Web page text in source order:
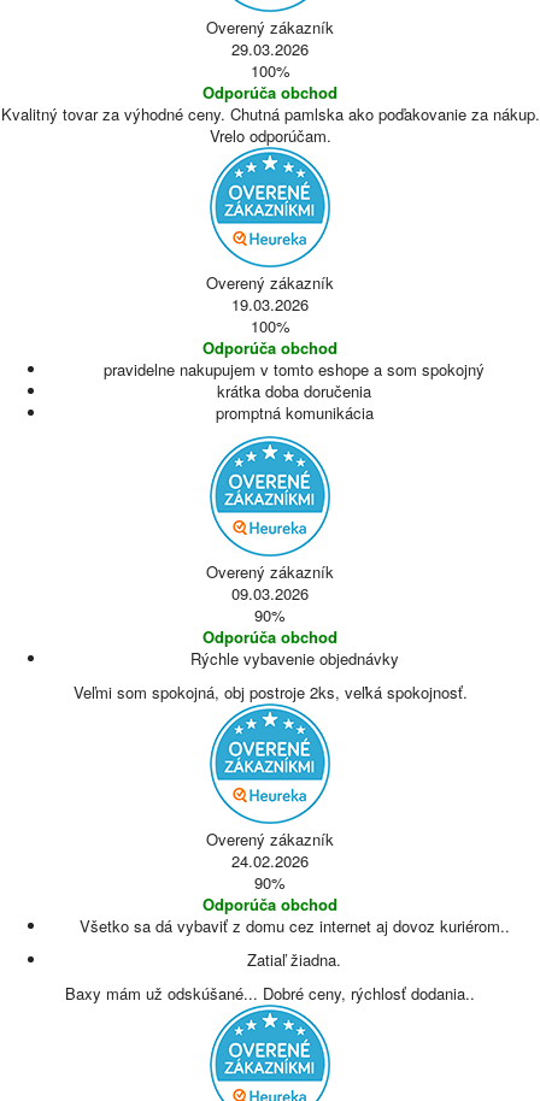
Overený zákazník
29.03.2026
100%
Odporúča obchod
Kvalitný tovar za výhodné ceny. Chutná pamlska ako poďakovanie za nákup.
Vrelo odporúčam.
Overený zákazník
19.03.2026
100%
Odporúča obchod
pravidelne nakupujem v tomto eshope a som spokojný
krátka doba doručenia
promptná komunikácia
Overený zákazník
09.03.2026
90%
Odporúča obchod
Rýchle vybavenie objednávky
Veľmi som spokojná, obj postroje 2ks, veľká spokojnosť.
Overený zákazník
24.02.2026
90%
Odporúča obchod
Všetko sa dá vybaviť z domu cez internet aj dovoz kuriérom..
Zatiaľ žiadna.
Baxy mám už odskúšané... Dobré ceny, rýchlosť dodania..